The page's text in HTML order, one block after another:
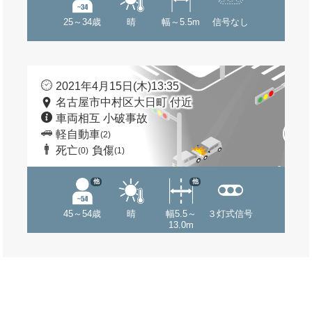
25～34歳 晴 幅～5.5m 信号なし
2021年4月15日(木)13:35
名古屋市中村区大日町 付近
車両相互 小破事故
軽自動車(2)
死亡(0) 負傷(1)
45～54歳
他
晴
幅5.5～
13.0m
他
３灯式信号